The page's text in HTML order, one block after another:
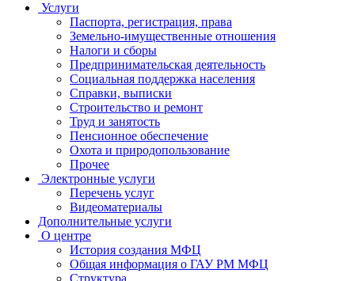
Услуги
Паспорта, регистрация, права
Земельно-имущественные отношения
Налоги и сборы
Предпринимательская деятельность
Социальная поддержка населения
Справки, выписки
Строительство и ремонт
Труд и занятость
Пенсионное обеспечение
Охота и природопользование
Прочее
Электронные услуги
Перечень услуг
Видеоматериалы
Дополнительные услуги
О центре
История создания МФЦ
Общая информация о ГАУ РМ МФЦ